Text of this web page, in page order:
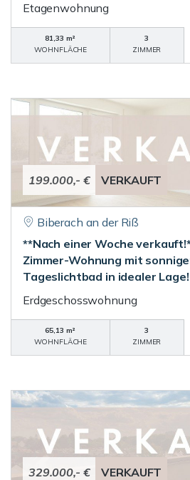
Etagenwohnung
81,33 m²
WOHNFLÄCHE
3
ZIMMER
199.000,- € VERKAUFT
Biberach an der Riß
**Nach einer Woche
Zimmer-Wohnung mit
Tageslichtbad in idealer Lage!
Erdgeschosswohnung
65,13 m²
WOHNFLÄCHE
3
ZIMMER
329.000,- € VERKAUFT